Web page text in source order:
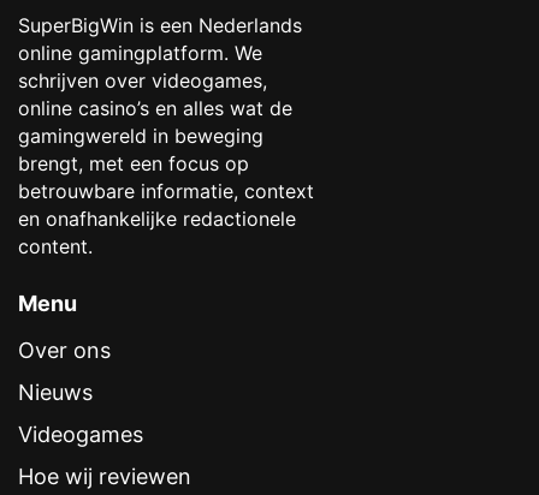
SuperBigWin is een Nederlands
online gamingplatform. We
schrijven over videogames,
online casino’s en alles wat de
gamingwereld in beweging
brengt, met een focus op
betrouwbare informatie, context
en onafhankelijke redactionele
content.
Menu
Over ons
Nieuws
Videogames
Hoe wij reviewen